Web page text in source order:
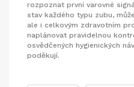
rozpoznat první varovné
stav každého typu zubu,
ale i celkovým zdravotním
naplánovat pravidelnou
osvědčených hygienických
poděkují.